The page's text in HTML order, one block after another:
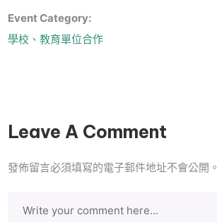
Event Category:
學校、教育單位合作
Leave A Comment
發佈留言必須填寫的電子郵件地址不會公開。